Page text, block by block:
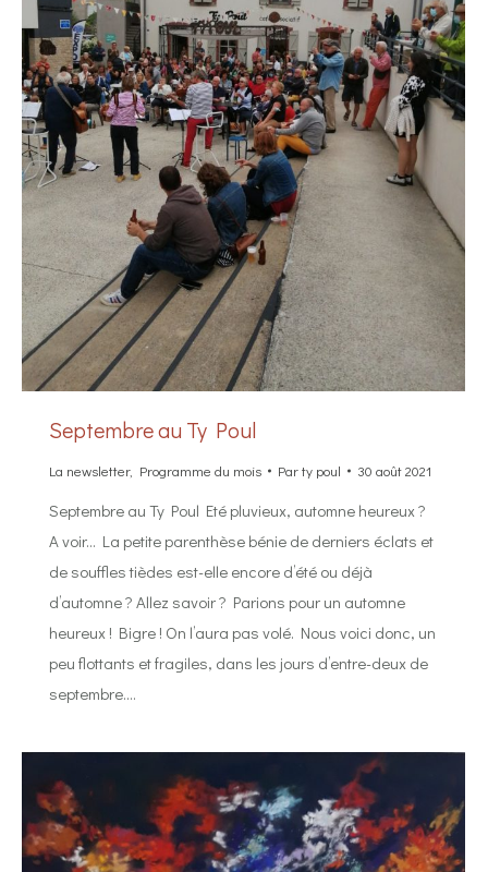
Septembre au Ty Poul
La newsletter, Programme du mois Party poul 30 août 2021
Septembre au Ty Poul Eté pluvieux, automne heureux ?
A voir… La petite parenthèse bénie de derniers éclats et
de souffles tièdes est-elle encore d’été ou déjà
d’automne ? Allez savoir ? Parions pour un automne
heureux ! Bigre ! On l’aura pas volé. Nous voici donc, un
peu flottants et fragiles, dans les jours d’entre-deux de
septembre.…